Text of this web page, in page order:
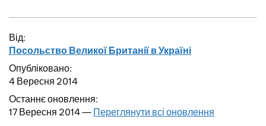
Від:
Посольство Великої Британії в Україні
Опубліковано:
4 Вересня 2014
Останнє оновлення:
17 Вересня 2014 — Переглянути всі оновлення